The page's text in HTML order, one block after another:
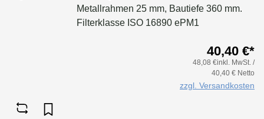
Metallrahmen 25 mm, Bautiefe 360 mm.
Filterklasse ISO 16890 ePM1
in folgenden Grenzen:Maße Breite: 170
bis 950 mmMaße Höhe: 170 bis 650
mmTaschenanzahl Breite: bis 170 mm 2
Taschenbis 250 mm 3 Taschenbis 300 mm
40,40 €*
48,08 €inkl. MwSt. /
40,40 € Netto
zzgl. Versandkosten